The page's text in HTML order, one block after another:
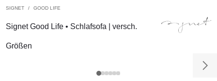
SIGNET / GOOD LIFE
Signet Good Life • Schlafsofa | versch.
Größen